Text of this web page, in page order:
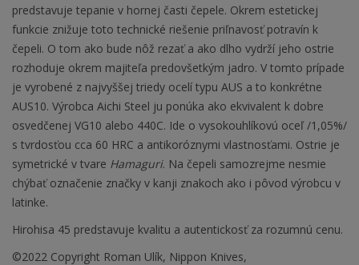
predstavuje tepanie v hornej časti čepele. Okrem estetickej
funkcie znižuje toto technické riešenie priľnavosť potravín k
čepeli. O tom ako bude nôž rezať a ako dlho vydrží jeho ostrie
rozhoduje okrem majiteľa predovšetkým jadro. V tomto prípade
je vyrobené z najvyššej triedy ocelí typu AUS a to konkrétne
AUS10. Výrobca Aichi Steel ju ponúka ako ekvivalent k dobre
osvedčenej VG10 alebo 440C. Ide o vysokouhlíkovú oceľ /1,05%/
s tvrdosťou cca 60 HRC a antikoróznymi vlastnosťami. Ostrie je
symetrické v tvare Hamaguri. Na čepeli samozrejme nesmie
chýbať označenie značky v kanji znakoch ako i pôvod výrobcu v
latinke.
Hirohisa 45 predstavuje kvalitu a autentickosť za rozumnú cenu.
©2022 Copyright Roman Ulík, Nippon Knives,